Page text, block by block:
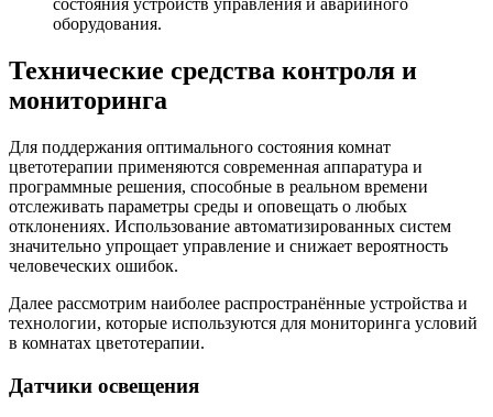
состояния устройств управления и аварийного
оборудования.
Технические средства контроля и
мониторинга
Для поддержания оптимального состояния комнат
цветотерапии применяются современная аппаратура и
программные решения, способные в реальном времени
отслеживать параметры среды и оповещать о любых
отклонениях. Использование автоматизированных систем
значительно упрощает управление и снижает вероятность
человеческих ошибок.
Далее рассмотрим наиболее распространённые устройства и
технологии, которые используются для мониторинга условий
в комнатах цветотерапии.
Датчики освещения